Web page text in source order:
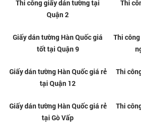
tại Phường Tân Uyên - TPHCM